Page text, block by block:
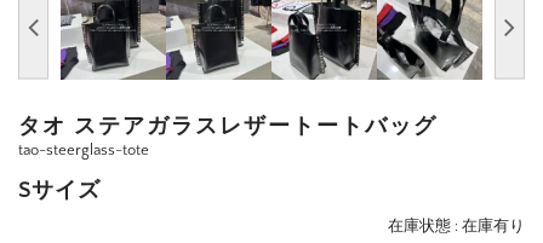
タオ ステアガラスレザートートバッグ
tao-steerglass-tote
Sサイズ
在庫状態 : 在庫有り